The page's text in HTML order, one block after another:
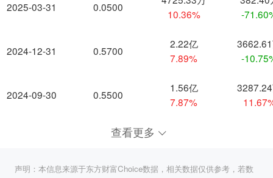
2025-03-31
2024-12-31
2024-09-30
0.0500
10.36%
-
0.5700
2.22亿
7.89%
-
0.5500
1.56亿
7.87%
查看更多
声明：本信息来源于东方财富Choice数据，相关数据仅供参考，若数